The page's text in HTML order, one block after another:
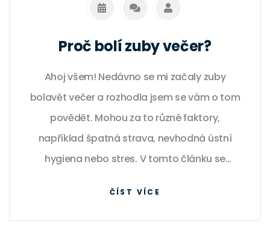
Proč bolí zuby večer?
Ahoj všem! Nedávno se mi začaly zuby
bolavět večer a rozhodla jsem se vám o tom
povědět. Mohou za to různé faktory,
například špatná strava, nevhodná ústní
hygiena nebo stres. V tomto článku se
ČÍST VÍCE